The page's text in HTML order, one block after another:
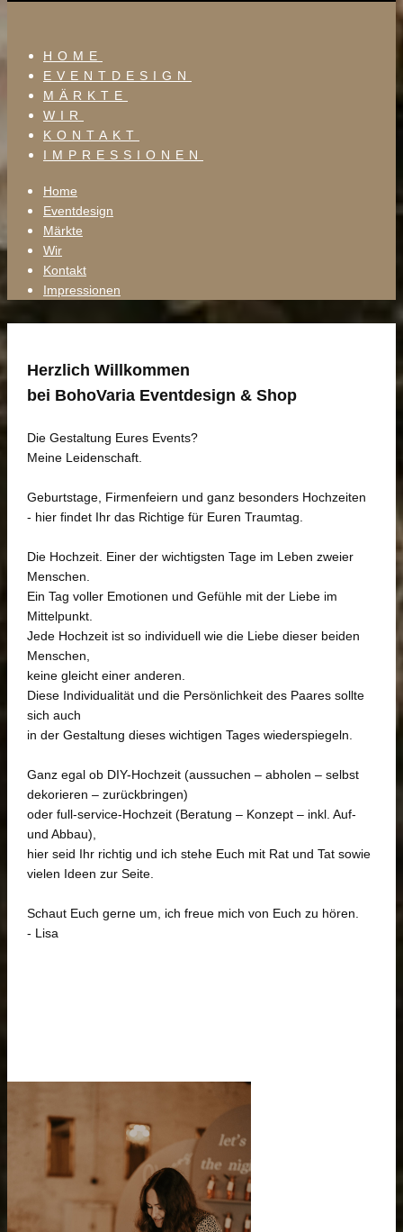
HOME
EVENTDESIGN
MÄRKTE
WIR
KONTAKT
IMPRESSIONEN
Home
Eventdesign
Märkte
Wir
Kontakt
Impressionen
Herzlich Willkommen
bei BohoVaria Eventdesign & Shop
Die Gestaltung Eures Events?
Meine Leidenschaft.
Geburtstage, Firmenfeiern und ganz besonders Hochzeiten
- hier findet Ihr das Richtige für Euren Traumtag.
Die Hochzeit. Einer der wichtigsten Tage im Leben zweier
Menschen.
Ein Tag voller Emotionen und Gefühle mit der Liebe im
Mittelpunkt.
Jede Hochzeit ist so individuell wie die Liebe dieser beiden
Menschen,
keine gleicht einer anderen.
Diese Individualität und die Persönlichkeit des Paares sollte
sich auch
in der Gestaltung dieses wichtigen Tages wiederspiegeln.
Ganz egal ob DIY-Hochzeit (aussuchen – abholen – selbst
dekorieren – zurückbringen)
oder full-service-Hochzeit (Beratung – Konzept – inkl. Auf-
und Abbau),
hier seid Ihr richtig und ich stehe Euch mit Rat und Tat sowie
vielen Ideen zur Seite.
Schaut Euch gerne um, ich freue mich von Euch zu hören.
- Lisa